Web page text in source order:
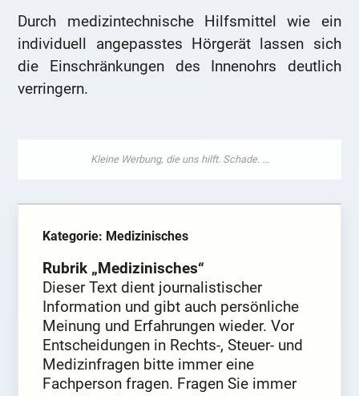
Durch medizintechnische Hilfsmittel wie ein
individuell angepasstes Hörgerät lassen sich
die Einschränkungen des Innenohrs deutlich
verringern.
Kategorie: Medizinisches
Rubrik „Medizinisches“
Dieser Text dient journalistischer
Information und gibt auch persönliche
Meinung und Erfahrungen wieder. Vor
Entscheidungen in Rechts-, Steuer- und
Medizinfragen bitte immer eine
Fachperson fragen. Fragen Sie immer